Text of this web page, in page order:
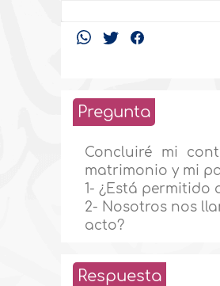
Pregunta
Concluiré mi
matrimonio y mi
1- ¿Está permitido
2- Nosotros nos
acto?
Respuesta